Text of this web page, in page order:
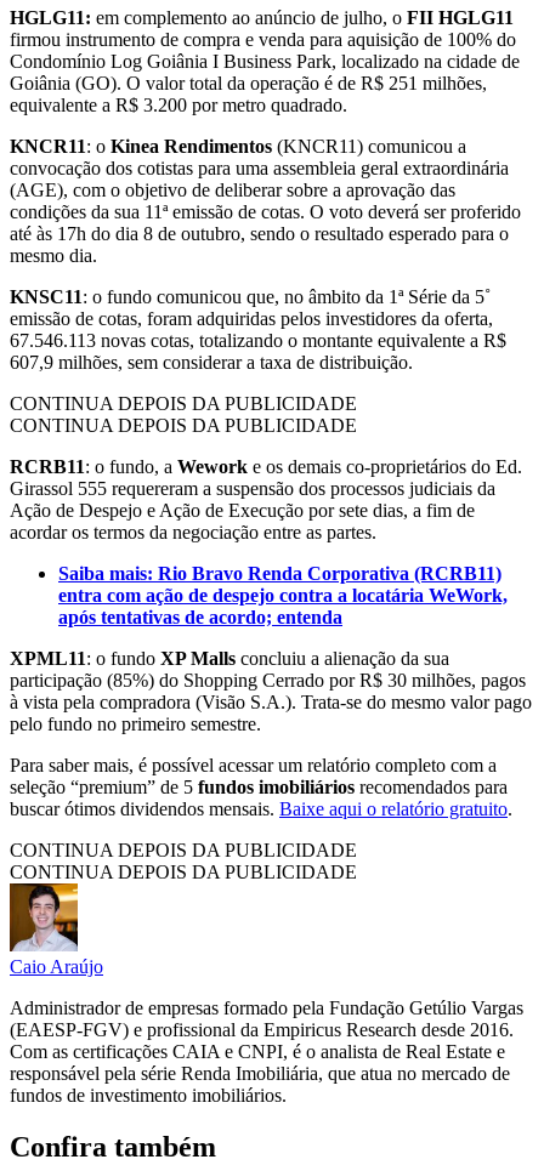
HGLG11: em complemento ao anúncio de julho, o FII HGLG11
firmou instrumento de compra e venda para aquisição de 100% do
Condomínio Log Goiânia I Business Park, localizado na cidade de
Goiânia (GO). O valor total da operação é de R$ 251 milhões,
equivalente a R$ 3.200 por metro quadrado.
KNCR11: o Kinea Rendimentos (KNCR11) comunicou a
convocação dos cotistas para uma assembleia geral extraordinária
(AGE), com o objetivo de deliberar sobre a aprovação das
condições da sua 11ª emissão de cotas. O voto deverá ser proferido
até às 17h do dia 8 de outubro, sendo o resultado esperado para o
mesmo dia.
KNSC11: o fundo comunicou que, no âmbito da 1ª Série da 5˚
emissão de cotas, foram adquiridas pelos investidores da oferta,
67.546.113 novas cotas, totalizando o montante equivalente a R$
607,9 milhões, sem considerar a taxa de distribuição.
CONTINUA DEPOIS DA PUBLICIDADE
CONTINUA DEPOIS DA PUBLICIDADE
RCRB11: o fundo, a Wework e os demais co-proprietários do Ed.
Girassol 555 requereram a suspensão dos processos judiciais da
Ação de Despejo e Ação de Execução por sete dias, a fim de
acordar os termos da negociação entre as partes.
Saiba mais: Rio Bravo Renda Corporativa (RCRB11)
entra com ação de despejo contra a locatária WeWork,
após tentativas de acordo; entenda
XPML11: o fundo XP Malls concluiu a alienação da sua
participação (85%) do Shopping Cerrado por R$ 30 milhões, pagos
à vista pela compradora (Visão S.A.). Trata-se do mesmo valor pago
pelo fundo no primeiro semestre.
Para saber mais, é possível acessar um relatório completo com a
seleção “premium” de 5 fundos imobiliários recomendados para
buscar ótimos dividendos mensais. Baixe aqui o relatório gratuito.
CONTINUA DEPOIS DA PUBLICIDADE
CONTINUA DEPOIS DA PUBLICIDADE
Caio Araújo
Administrador de empresas formado pela Fundação Getúlio Vargas
(EAESP-FGV) e profissional da Empiricus Research desde 2016.
Com as certificações CAIA e CNPI, é o analista de Real Estate e
responsável pela série Renda Imobiliária, que atua no mercado de
fundos de investimento imobiliários.
Confira também